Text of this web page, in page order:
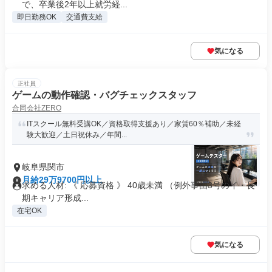
で、卒業後2年以上就労経...
即日勤務OK 交通費支給
気になる
正社員
ゲームの動作確認・バグチェックスタッフ
合同会社ZERO
ITスクール無料受講OK／資格取得支援あり／家賃60％補助／未経
験大歓迎／土日祝休み／年間...
岐阜県関市
月給29万9700円以上
求める人材: 《 応募資格 》 40歳未満 （例外事由3号のイ・長
期キャリア形成...
在宅OK
気になる